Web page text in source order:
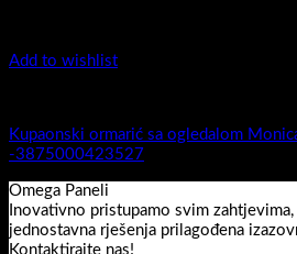
Add to wishlist
Kupaonski ormarić sa ogledalom
-3875000423527
Omega Paneli
Inovativno pristupamo svim
jednostavna rješenja prilagođena
Kontaktirajte nas!